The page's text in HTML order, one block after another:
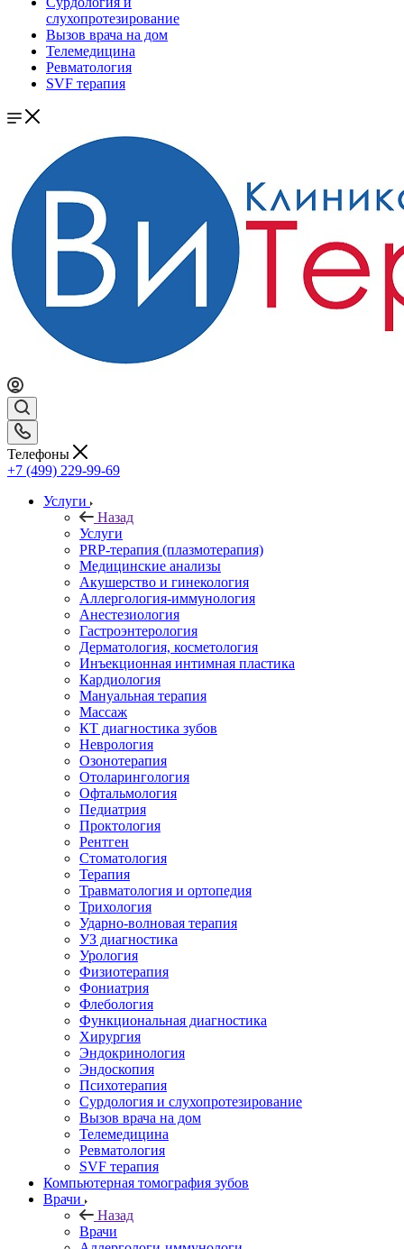
слухопротезирование
Вызов врача на дом
Телемедицина
Ревматология
SVF терапия
Телефоны
+7 (499) 229-99-69
Услуги
Назад
Услуги
PRP-терапия (плазмотерапия)
Медицинские анализы
Акушерство и гинекология
Аллергология-иммунология
Анестезиология
Гастроэнтерология
Дерматология, косметология
Инъекционная интимная пластика
Кардиология
Мануальная терапия
Массаж
КТ диагностика зубов
Неврология
Озонотерапия
Отоларингология
Офтальмология
Педиатрия
Проктология
Рентген
Стоматология
Терапия
Травматология и ортопедия
Трихология
Ударно-волновая терапия
УЗ диагностика
Урология
Физиотерапия
Фониатрия
Флебология
Функциональная диагностика
Хирургия
Эндокринология
Эндоскопия
Психотерапия
Сурдология и слухопротезирование
Вызов врача на дом
Телемедицина
Ревматология
SVF терапия
Компьютерная томография зубов
Врачи
Назад
Врачи